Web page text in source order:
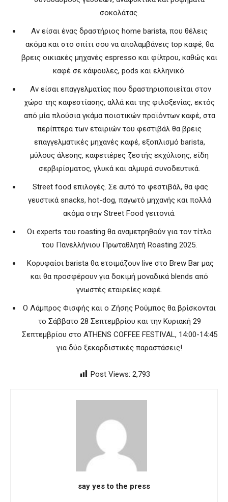
σοκολάτας.
Αν είσαι ένας δραστήριος home barista, που θέλεις
ακόμα και στο σπίτι σου να απολαμβάνεις top καφέ, θα
βρεις οικιακές μηχανές espresso και φίλτρου, καθώς και
καφέ σε κάψουλες, pods και ελληνικό.
Αν είσαι επαγγελματίας που δραστηριοποιείται στον
χώρο της καφεστίασης, αλλά και της φιλοξενίας, εκτός
από μία πλούσια γκάμα ποιοτικών προϊόντων καφέ, στα
περίπτερα των εταιριών του φεστιβάλ θα βρεις
επαγγελματικές μηχανές καφέ, εξοπλισμό barista,
μύλους άλεσης, καφετιέρες ζεστής εκχύλισης, είδη
σερβιρίσματος, γλυκά και αλμυρά συνοδευτικά.
Street food επιλογές. Σε αυτό το φεστιβάλ, θα φας
γευστικά snacks, hot-dog, παγωτό μηχανής και πολλά
ακόμα στην Street Food γειτονιά.
Οι experts του roasting θα αναμετρηθούν για τον τίτλο
του Πανελλήνιου Πρωταθλητή Roasting 2025.
Κορυφαίοι barista θα ετοιμάζουν live στο Brew Bar μας
και θα προσφέρουν για δοκιμή μοναδικά blends από
γνωστές εταιρείες καφέ.
Ο Λάμπρος Φισφής και ο Ζήσης Ρούμπος θα βρίσκονται
το Σάββατο 28 Σεπτεμβρίου και την Κυριακή 29
Σεπτεμβρίου στο ATHENS COFFEE FESTIVAL, 14:00-14:45
για δύο ξεκαρδιστικές παραστάσεις!
Post Views: 2,793
say yes to the press